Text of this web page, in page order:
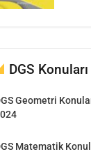
DGS Konuları
Geometri
Matematik